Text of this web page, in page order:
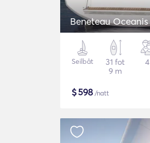
Beneteau Oceanis
Seilbåt
31 fot
9 m
4
$598/natt